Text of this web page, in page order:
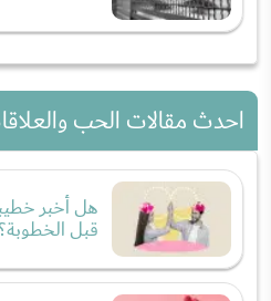
احدث مقالات الحب
هل أخبر
قبل